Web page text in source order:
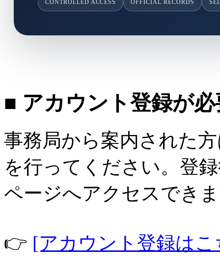
CONTROLLED ACCESS OFFICIAL RECORDS
■ アカウント登録が
事務局から案内された
を行ってください。登
ページへアクセスでき
👉 [アカウント登録は